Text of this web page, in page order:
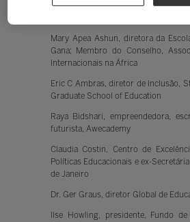
Jose Papa, presidente do Conselho
Mary Apea Ashun, diretora da
Gana; Membro do Conselho,
Internacionais na África
Eric C Ambras, diretor de Inclusão,
Graduate School of Education
Raya Bidshari, empreendedora,
futurista, Awecademy
Claudia Costin, Centro de
Políticas Educacionais e ex-
de Janeiro
Dr. Ger Graus, diretor Global de
Ilse Howling, presidente, Fundo de